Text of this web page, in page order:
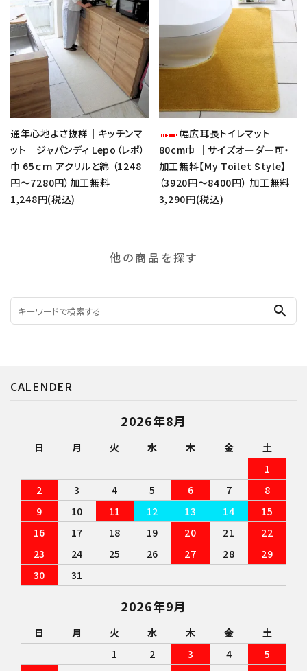
通年心地よさ抜群｜キッチンマ
ット ジャパンディ Lepo（レポ）
巾 65ｃｍ アクリルと綿 （1248
円～7280円）加工無料
1,248円(税込)
幅広耳長トイレマット
80cm巾 ｜サイズオーダー可・
加工無料【My Toilet Style】
（3920円～8400円） 加工無料
3,290円(税込)
他の商品を探す
search
CALENDER
2026年8月
日 月 火 水 木 金
土
1
2
3 4 5 6 7
8
9
10 11 12 13 14
15
16
17 18 19 20 21
22
23
24 25 26 27 28
29
30
31
2026年9月
日 月 火 水 木 金
土
1
2 3 4
5